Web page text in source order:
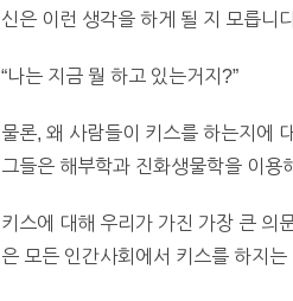
신은 이런 생각을 하게 될 지 모릅니
“나는 지금 뭘 하고 있는거지?”
물론, 왜 사람들이 키스를 하는지에
그들은 해부학과 진화생물학을 이
키스에 대해 우리가 가진 가장 큰 의
은 모든 인간사회에서 키스를 하지